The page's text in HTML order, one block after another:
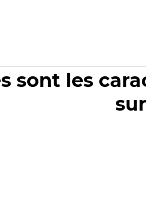
sont les